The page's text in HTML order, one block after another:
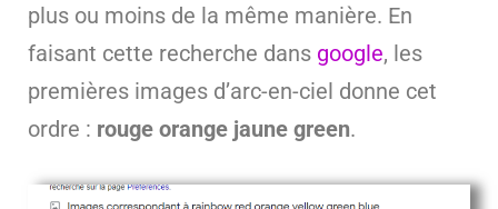
plus ou moins de la même manière. En
faisant cette recherche dans google, les
premières images d’arc-en-ciel donne cet
ordre : rouge orange jaune green.